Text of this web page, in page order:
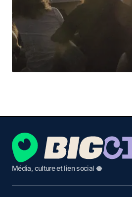
Média, culture et lien social 🥥